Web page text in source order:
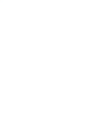
A BASE